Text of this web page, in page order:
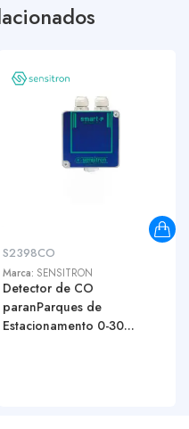
S2398CO
Marca: SENSITRON
Detector de CO
paranParques de
Estacionamento 0-30...